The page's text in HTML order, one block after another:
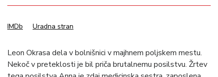
IMDb Uradna stran
Leon Okrasa dela v bolnišnici v majhnem poljskem mestu.
Nekoč v preteklosti je bil priča brutalnemu posilstvu. Žrtev